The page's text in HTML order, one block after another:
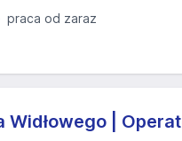
praca od zaraz
Widłowego |